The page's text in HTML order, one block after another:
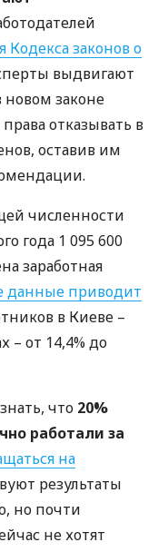
Кодекса законов о
выдвигают
законе
отказывать в
оставив им
численности
года 1 095 600
заработная
данные приводит
в Киеве –
– от 14,4% до
что 20%
работали за
на
результаты
но почти
не хотят